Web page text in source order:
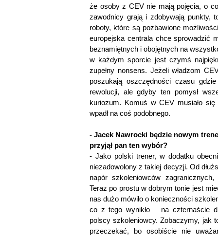
że osoby z CEV nie mają pojęcia, o
zawodnicy grają i zdobywają punkty,
roboty, które są pozbawione
europejska centrala chce sprowadzić
beznamiętnych i obojętnych na
w każdym sporcie jest czymś
zupełny nonsens. Jeżeli władzom
poszukają oszczędności czasu
rewolucji, ale gdyby ten pomysł
kuriozum. Komuś w CEV musiało
wpadł na coś podobnego.
- Jacek Nawrocki będzie nowym
przyjął pan ten wybór?
- Jako polski trener, w dodatku
niezadowolony z takiej decyzji. Od
napór szkoleniowców
Teraz po prostu w dobrym tonie jest
nas dużo mówiło o konieczności
co z tego wynikło – na czternaście
polscy szkoleniowcy. Zobaczymy, jak
przeczekać, bo osobiście nie